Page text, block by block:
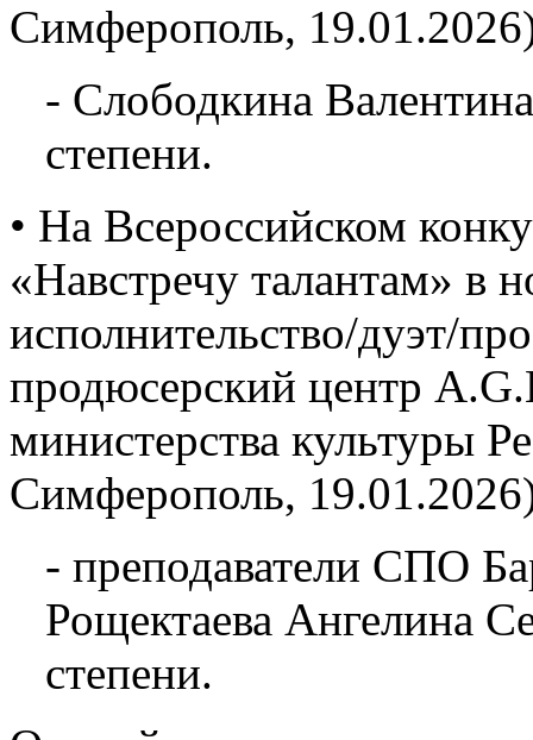
Симферополь,
- Слободкина
степени.
• На Всероссийском
«Навстречу талантам» в
исполнительство/дуэт/
продюсерский центр
министерства культуры
Симферополь,
- преподаватели СПО
Рощектаева Ангелина
степени.